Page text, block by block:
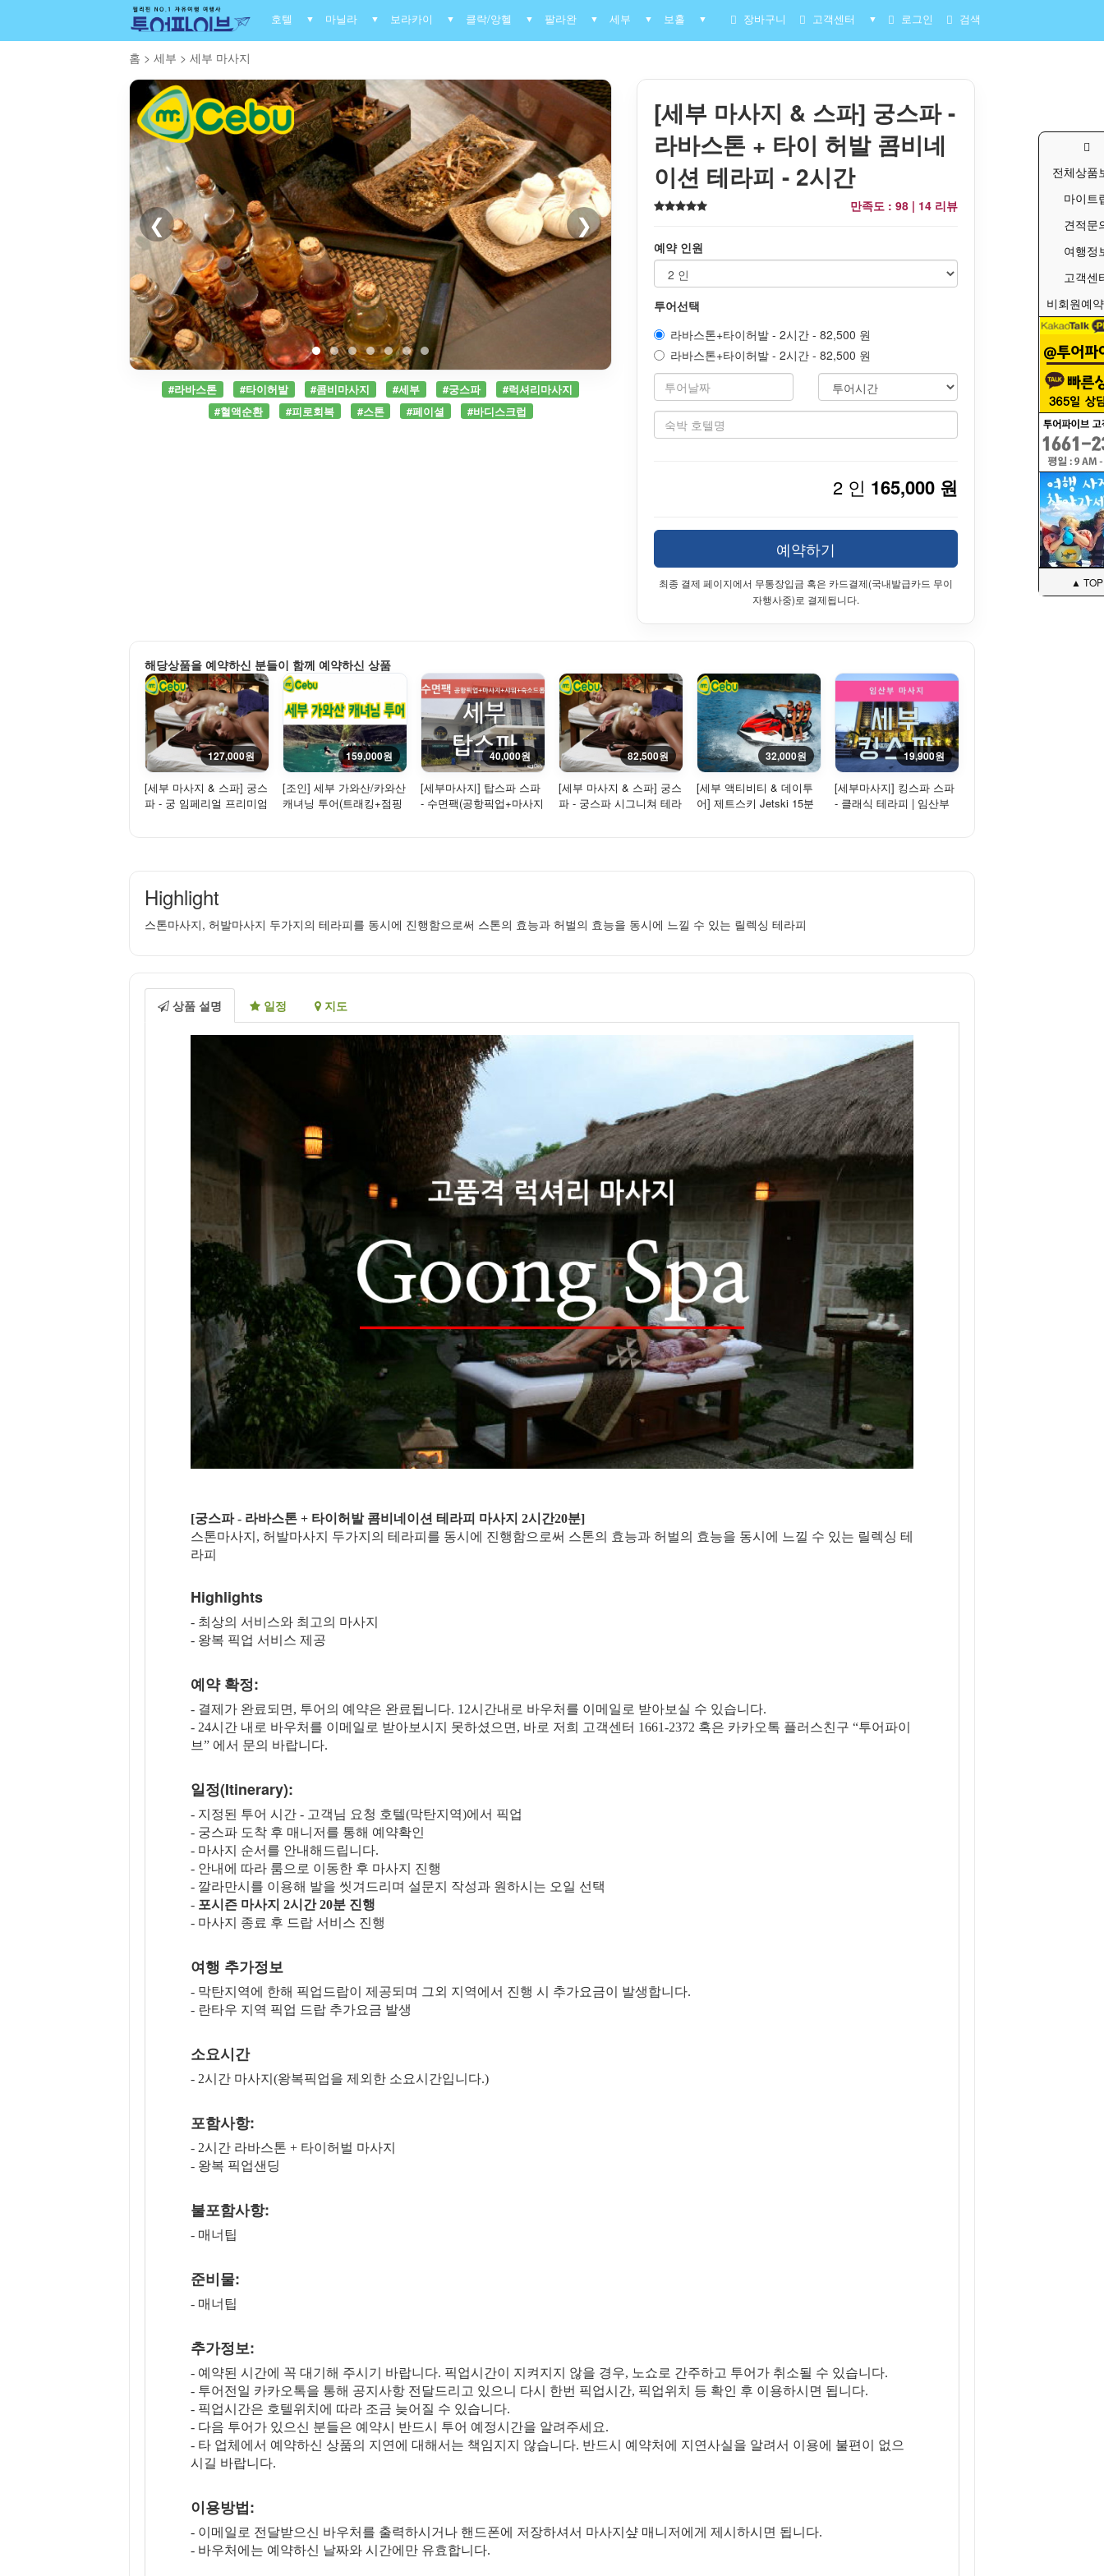
호텔 ▼ 마닐라 ▼ 보라카이 ▼ 클락/앙헬 ▼ 팔라완 ▼ 세부 ▼ 보홀 ▼ 장바구니 고객센터 ▼ 로그인 검색
홈 > 세부 > 세부 마사지
❮ ❯
#라바스톤 #타이허발 #콤비마사지 #세부 #궁스파
#럭셔리마사지
#혈액순환
#피로회복 #스톤 #페이셜 #바디스크럽
[세부 마사지 & 스파] 궁스파 -
라바스톤 + 타이 허발 콤비네
이션 테라피 - 2시간
만족도 : 98 | 14 리뷰
예약 인원
투어선택
라바스톤+타이허발 - 2시간 - 82,500 원
라바스톤+타이허발 - 2시간 - 82,500 원
2 인 165,000 원
예약하기
최종 결제 페이지에서 무통장입금 혹은 카드결제(국내발급카드 무이
자행사중)로 결제됩니다.
해당상품을 예약하신 분들이 함께 예약하신 상품
127,000원
[세부 마사지 & 스파] 궁스
파 - 궁 임페리얼 프리미엄
159,000원
[조인] 세부 가와산/카와산
캐녀닝 투어(트래킹+점핑
40,000원
[세부마사지] 탑스파 스파
- 수면팩(공항픽업+마사지
82,500원
[세부 마사지 & 스파] 궁스
파 - 궁스파 시그니쳐 테라
32,000원
[세부 액티비티 & 데이투
어] 제트스키 Jetski 15분
19,900원
[세부마사지] 킹스파 스파
- 클래식 테라피 | 임산부
Highlight
스톤마사지, 허발마사지 두가지의 테라피를 동시에 진행함으로써 스톤의 효능과 허벌의 효능을 동시에 느낄 수 있는 릴렉싱 테라피
상품 설명 일정 지도
[궁스파 - 라바스톤 + 타이허발 콤비네이션 테라피 마사지 2시간20분]
스톤마사지, 허발마사지 두가지의 테라피를 동시에 진행함으로써 스톤의 효능과 허벌의 효능을 동시에 느낄 수 있는 릴렉싱 테
라피
Highlights
- 최상의 서비스와 최고의 마사지
- 왕복 픽업 서비스 제공
예약 확정:
- 결제가 완료되면, 투어의 예약은 완료됩니다. 12시간내로 바우처를 이메일로 받아보실 수 있습니다.
- 24시간 내로 바우처를 이메일로 받아보시지 못하셨으면, 바로 저희 고객센터 1661-2372 혹은 카카오톡 플러스친구 “투어파이
브” 에서 문의 바랍니다.
일정(Itinerary):
- 지정된 투어 시간 - 고객님 요청 호텔(막탄지역)에서 픽업
- 궁스파 도착 후 매니저를 통해 예약확인
- 마사지 순서를 안내해드립니다.
- 안내에 따라 룸으로 이동한 후 마사지 진행
- 깔라만시를 이용해 발을 씻겨드리며 설문지 작성과 원하시는 오일 선택
- 포시즌 마사지 2시간 20분 진행
- 마사지 종료 후 드랍 서비스 진행
여행 추가정보
- 막탄지역에 한해 픽업드랍이 제공되며 그외 지역에서 진행 시 추가요금이 발생합니다.
- 란타우 지역 픽업 드랍 추가요금 발생
소요시간
- 2시간 마사지(왕복픽업을 제외한 소요시간입니다.)
포함사항:
- 2시간 라바스톤 + 타이허벌 마사지
- 왕복 픽업샌딩
불포함사항:
- 매너팁
준비물:
- 매너팁
추가정보:
- 예약된 시간에 꼭 대기해 주시기 바랍니다. 픽업시간이 지켜지지 않을 경우, 노쇼로 간주하고 투어가 취소될 수 있습니다.
- 투어전일 카카오톡을 통해 공지사항 전달드리고 있으니 다시 한번 픽업시간, 픽업위치 등 확인 후 이용하시면 됩니다.
- 픽업시간은 호텔위치에 따라 조금 늦어질 수 있습니다.
- 다음 투어가 있으신 분들은 예약시 반드시 투어 예정시간을 알려주세요.
- 타 업체에서 예약하신 상품의 지연에 대해서는 책임지지 않습니다. 반드시 예약처에 지연사실을 알려서 이용에 불편이 없으
시길 바랍니다.
이용방법:
- 이메일로 전달받으신 바우처를 출력하시거나 핸드폰에 저장하셔서 마사지샾 매니저에게 제시하시면 됩니다.
- 바우처에는 예약하신 날짜와 시간에만 유효합니다.
전체상품
마이트
견적문
여행정
고객센
비회원예
▲ TOP